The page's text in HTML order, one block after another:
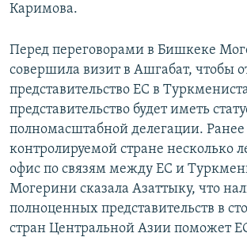
Каримова.
Перед переговорами в Бишкеке
совершила визит в Ашгабат, чтобы
представительство ЕС в
представительство будет иметь
полномасштабной делегации. Ранее
контролируемой стране несколько
офис по связям между ЕС и
Могерини сказала Азаттыку, что
полноценных представительств в
стран Центральной Азии поможет